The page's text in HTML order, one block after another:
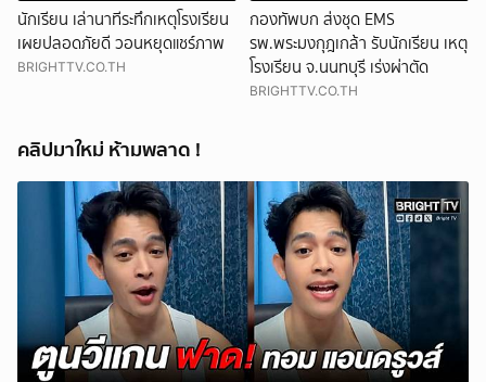
นักเรียน เล่านาทีระทึกเหตุโรงเรียน
เผยปลอดภัยดี วอนหยุดแชร์ภาพ
BRIGHTTV.CO.TH
กองทัพบก ส่งชุด EMS
รพ.พระมงกุฎเกล้า รับนักเรียน เหตุ
โรงเรียน จ.นนทบุรี เร่งผ่าตัด
BRIGHTTV.CO.TH
คลิปมาใหม่ ห้ามพลาด !